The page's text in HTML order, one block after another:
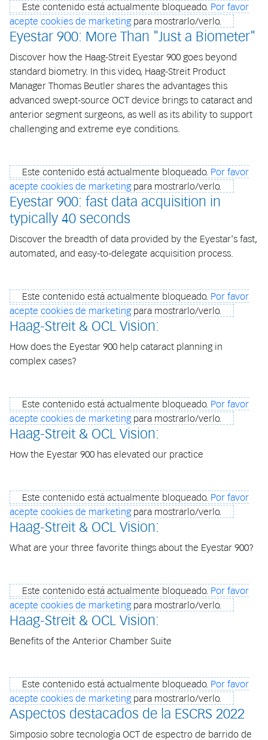
Este contenido está actualmente bloqueado. Por favor
acepte cookies de marketingpara mostrarlo/verlo.
Eyestar 900: More Than "Just a Biometer"
Discover how the Haag-Streit Eyestar 900 goes beyond
standard biometry. In this video, Haag-Streit Product
Manager Thomas Beutler shares the advantages this
advanced swept-source OCT device brings to cataract and
anterior segment surgeons, as well as its ability to support
challenging and extreme eye conditions.
Este contenido está actualmente bloqueado. Por favor
acepte cookies de marketingpara mostrarlo/verlo.
Eyestar 900: fast data acquisition in
typically 40 seconds
Discover the breadth of data provided by the Eyestar's fast,
automated, and easy-to-delegate acquisition process.
Este contenido está actualmente bloqueado. Por favor
acepte cookies de marketingpara mostrarlo/verlo.
Haag-Streit & OCL Vision:
How does the Eyestar 900 help cataract planning in
complex cases?
Este contenido está actualmente bloqueado. Por favor
acepte cookies de marketingpara mostrarlo/verlo.
Haag-Streit & OCL Vision:
How the Eyestar 900 has elevated our practice
Este contenido está actualmente bloqueado. Por favor
acepte cookies de marketingpara mostrarlo/verlo.
Haag-Streit & OCL Vision:
What are your three favorite things about the Eyestar 900?
Este contenido está actualmente bloqueado. Por favor
acepte cookies de marketingpara mostrarlo/verlo.
Haag-Streit & OCL Vision:
Benefits of the Anterior Chamber Suite
Este contenido está actualmente bloqueado. Por favor
acepte cookies de marketingpara mostrarlo/verlo.
Aspectos destacados de la ESCRS 2022
Simposio sobre tecnología OCT de espectro de barrido de